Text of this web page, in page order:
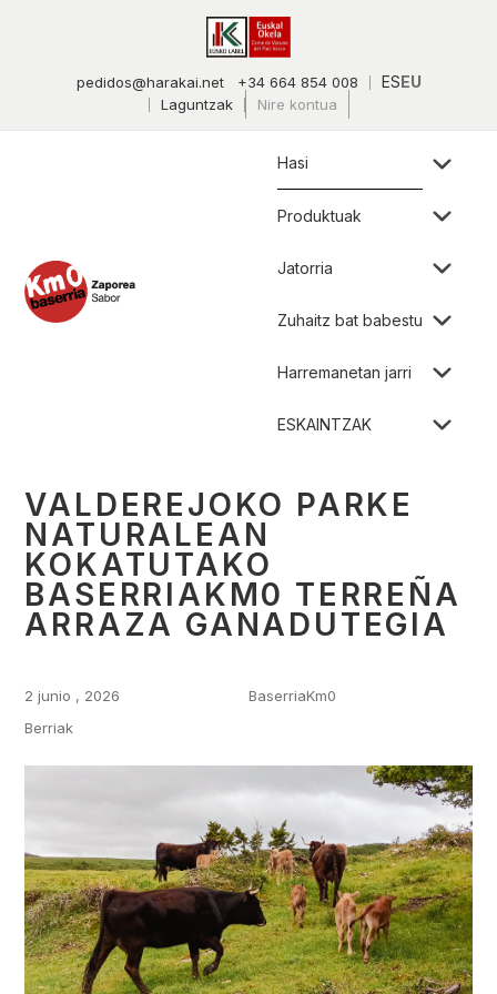
pedidos@harakai.net +34 664 854 008 ESEU
Laguntzak Nire kontua
Hasi
Produktuak
Jatorria
Zuhaitz bat babestu
Harremanetan jarri
ESKAINTZAK
VALDEREJOKO PARKE
NATURALEAN
KOKATUTAKO
BASERRIAKM0 TERREÑA
ARRAZA GANADUTEGIA
2 junio , 2026
BaserriaKm0
Berriak